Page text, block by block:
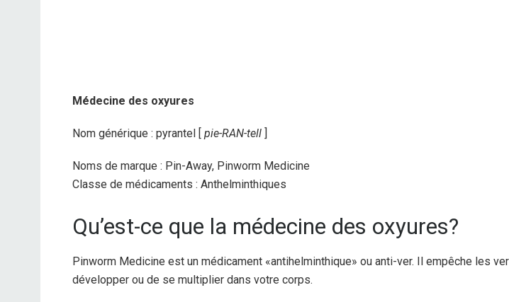
Médecine des oxyures
Nom générique : pyrantel [ pie-RAN-tell ]
Noms de marque : Pin-Away, Pinworm Medicine
Classe de médicaments : Anthelminthiques
Qu’est-ce que la médecine des oxyures?
Pinworm Medicine est un médicament «antihelminthique» ou anti-ver. Il empêche les
développer ou de se multiplier dans votre corps.